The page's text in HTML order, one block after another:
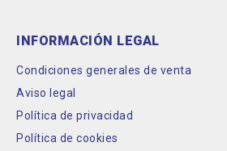
INFORMACIÓN LEGAL
Condiciones generales de venta
Aviso legal
Política de privacidad
Política de cookies